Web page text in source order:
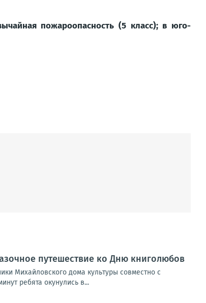
пожароопасность (5 класс); в юго-
путешествие ко Дню книголюбов
Михайловского дома культуры совместно с
ребята окунулись в...